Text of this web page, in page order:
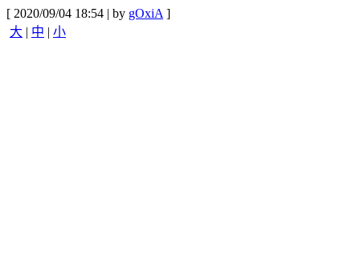
[ 2020/09/04 18:54 | by gOxiA]
大 | 中 | 小